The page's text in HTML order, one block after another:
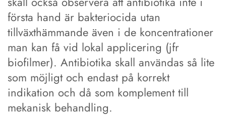
första hand är bakteriocida utan
tillväxthämmande även i de koncentrationer
man kan få vid lokal applicering (jfr
biofilmer). Antibiotika skall användas så lite
som möjligt och endast på korrekt
indikation och då som komplement till
mekanisk behandling.